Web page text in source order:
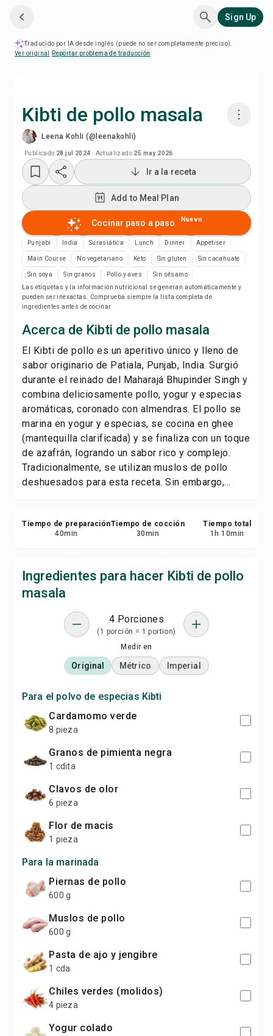
Sign Up
Traducido por IA desde inglés (puede no ser completamente preciso).
Ver original · Reportar problema de traducción
Kibti de pollo masala
Leena Kohli (@leenakohli)
Publicado 28 jul 2024 · Actualizado 25 may 2026
Add to Meal Plan
Add to Shopping List
Notas de la receta
Imprimir receta
Ir a la receta
Add to Meal Plan
Cocinar paso a paso Nuevo
Punjabi India Surasiática Lunch Dinner Appetiser
Main Course No vegetariano Keto Sin gluten Sin cacahuate
Sin soya Sin granos Pollo y aves
Sin sésamo
Las etiquetas y la información nutricional se generan automáticamente y
pueden ser inexactas. Comprueba siempre la lista completa de
ingredientes antes de cocinar.
Acerca de Kibti de pollo masala
El Kibti de pollo es un aperitivo único y lleno de
sabor originario de Patiala, Punjab, India. Surgió
durante el reinado del Maharajá Bhupinder Singh y
combina deliciosamente pollo, yogur y especias
aromáticas, coronado con almendras. El pollo se
marina en yogur y especias, se cocina en ghee
(mantequilla clarificada) y se finaliza con un toque
de azafrán, logrando un sabor rico y complejo.
Tradicionalmente, se utilizan muslos de pollo
deshuesados para esta receta. Sin embargo,...
Tiempo de preparación
40min
Tiempo de cocción
30min
Tiempo total
1 h 10min
Ingredientes para hacer Kibti de pollo
masala
4 Porciones
(1 porción = 1 portion)
Medir en
Original Métrico Imperial
Para el polvo de especias Kibti
Cardamomo verde
8 pieza
Granos de pimienta negra
1 cdita
Clavos de olor
6 pieza
Flor de macis
1 pieza
Para la marinada
Piernas de pollo
600 g
Muslos de pollo
600 g
Pasta de ajo y jengibre
1 cda
Chiles verdes (molidos)
4 pieza
Yogur colado